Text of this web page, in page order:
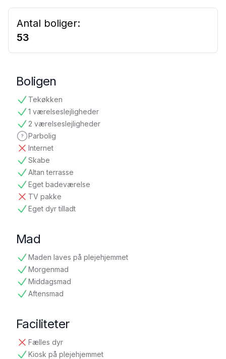
Antal boliger:
53
Boligen
Tekøkken
tilgængelig
1 værelseslejligheder
tilgængelig
2 værelseslejligheder
tilgængelig
Parbolig
ikke oplyst
Internet
ikke tilgængelig
Skabe
tilgængelig
Altan terrasse
tilgængelig
Eget badeværelse
tilgængelig
TV pakke
ikke tilgængelig
Eget dyr tilladt
tilgængelig
Mad
Maden laves på plejehjemmet
tilgængelig
Morgenmad
tilgængelig
Middagsmad
tilgængelig
Aftensmad
tilgængelig
Faciliteter
Fælles dyr
ikke tilgængelig
Kiosk på plejehjemmet